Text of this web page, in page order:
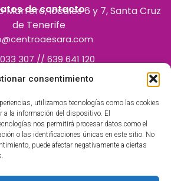
consentimiento
utilizamos tecnologías como las cookies
a la información del dispositivo. El
nos permitirá procesar datos como el
o las identificaciones únicas en este sitio. No
puede afectar negativamente a ciertas
de contacto
Marrero, locales 6 y 7, Santa Cruz
de Tenerife
307 // 639 641 120
Canario de la Salud como centro